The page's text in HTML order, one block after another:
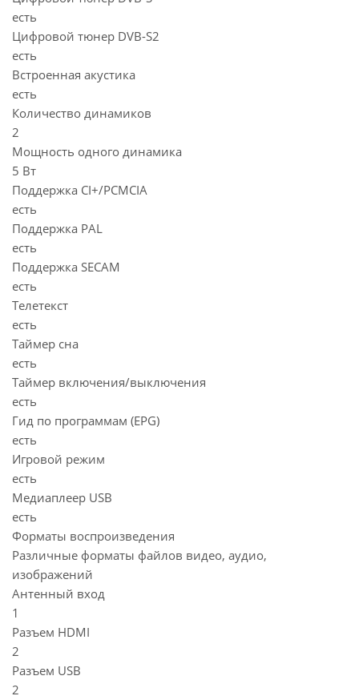
есть
Цифровой тюнер DVB-S2
есть
Встроенная акустика
есть
Количество динамиков
2
Мощность одного динамика
5 Вт
Поддержка CI+/PCMCIA
есть
Поддержка PAL
есть
Поддержка SECAM
есть
Телетекст
есть
Таймер сна
есть
Таймер включения/выключения
есть
Гид по программам (EPG)
есть
Игровой режим
есть
Медиаплеер USB
есть
Форматы воспроизведения
Различные форматы файлов видео, аудио,
изображений
Антенный вход
1
Разъем HDMI
2
Разъем USB
2